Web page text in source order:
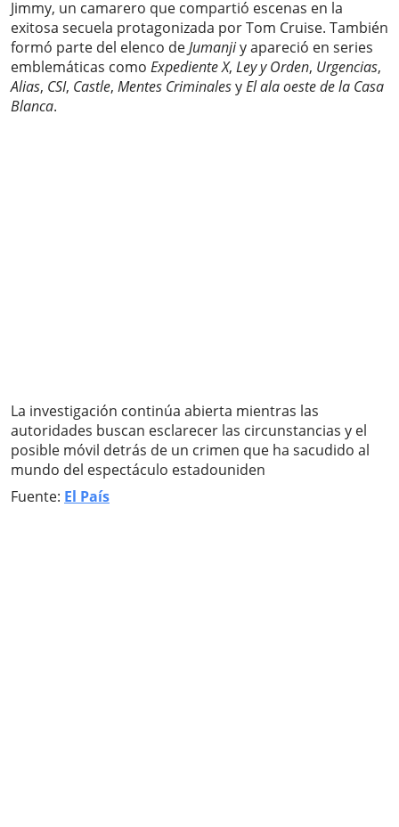
Jimmy, un camarero que compartió escenas en la
exitosa secuela protagonizada por Tom Cruise. También
formó parte del elenco deJumanjiy apareció en series
emblemáticas como Expediente X, Ley y Orden, Urgencias,
Alias, CSI, Castle, Mentes CriminalesyEl ala oeste de la Casa
Blanca.
La investigación continúa abierta mientras las
autoridades buscan esclarecer las circunstancias y el
posible móvil detrás de un crimen que ha sacudido al
mundo del espectáculo estadouniden
Fuente: El País